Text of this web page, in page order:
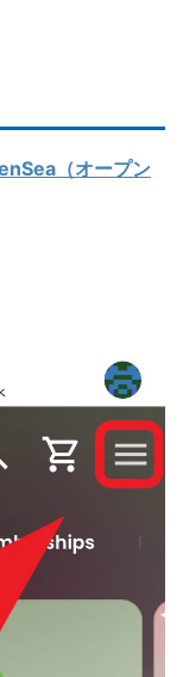
（オープン